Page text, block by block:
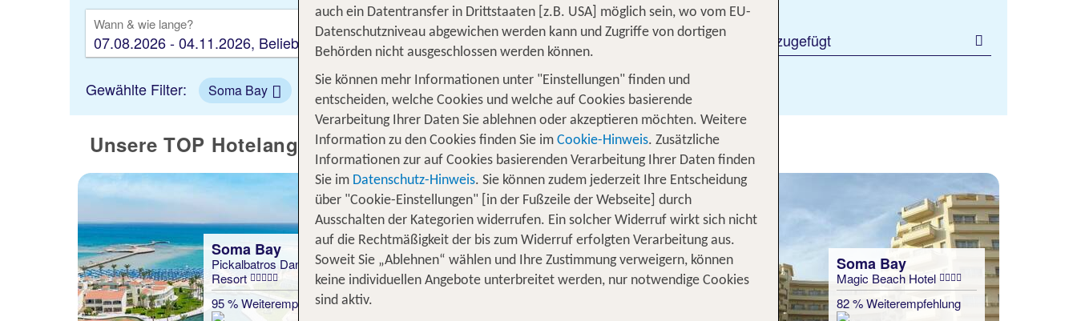
Wann & wie lange?
07.08.2026 - 04.11.2026, Beliebig
Wer reist mit?
2 Erwachsene 1 Filter hinzugefügt
Gewählte Filter: Soma Bay
Unsere TOP Hotelangebote für 1 Woche Soma Bay
Soma Bay
Pickalbatros Dana Beach
Resort
95 % Weiterempfehlung
Soma Bay
Pickalbatros White Beach
Resort
Soma Bay
Magic Beach Hotel
82 % Weiterempfehlung
auch ein Datentransfer in Drittstaaten [z.B. USA] möglich sein, wo vom EU-
Datenschutzniveau abgewichen werden kann und Zugriffe von dortigen
Behörden nicht ausgeschlossen werden können.
Sie können mehr Informationen unter "Einstellungen" finden und
entscheiden, welche Cookies und welche auf Cookies basierende
Verarbeitung Ihrer Daten Sie ablehnen oder akzeptieren möchten. Weitere
Information zu den Cookies finden Sie im Cookie-Hinweis. Zusätzliche
Informationen zur auf Cookies basierenden Verarbeitung Ihrer Daten finden
Sie im Datenschutz-Hinweis. Sie können zudem jederzeit Ihre Entscheidung
über "Cookie-Einstellungen" [in der Fußzeile der Webseite] durch
Ausschalten der Kategorien widerrufen. Ein solcher Widerruf wirkt sich nicht
auf die Rechtmäßigkeit der bis zum Widerruf erfolgten Verarbeitung aus.
Soweit Sie „Ablehnen“ wählen und Ihre Zustimmung verweigern, können
keine individuellen Angebote unterbreitet werden, nur notwendige Cookies
sind aktiv.